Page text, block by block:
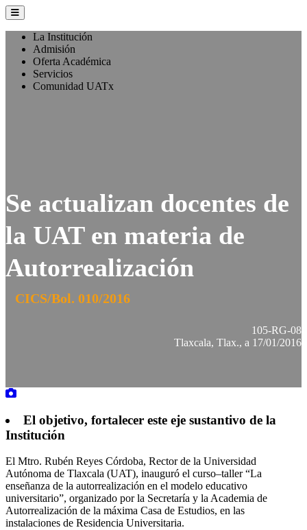
La Institución
Admisión
Oferta Académica
Servicios
Comunidad UATx
Se actualizan docentes de
la UAT en materia de
Autorrealización
CICS/Bol. 010/2016
105-RG-08
Tlaxcala, Tlax., a 17/01/2016
El objetivo, fortalecer este eje sustantivo de la
Institución
El Mtro. Rubén Reyes Córdoba, Rector de la Universidad
Autónoma de Tlaxcala (UAT), inauguró el curso–taller “La
enseñanza de la autorrealización en el modelo educativo
universitario”, organizado por la Secretaría y la Academia de
Autorrealización de la máxima Casa de Estudios, en las
instalaciones de Residencia Universitaria.